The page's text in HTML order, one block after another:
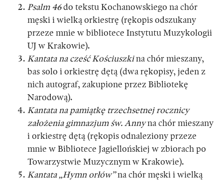
Psalm 46do tekstu Kochanowskiego na chór
męski i wielką orkiestrę (rękopis odszukany
przeze mnie w bibliotece Instytutu Muzykologii
UJ w Krakowie).
Kantata na cześć Kościuszkina chór mieszany,
bas solo i orkiestrę dętą (dwa rękopisy, jeden z
nich autograf, zakupione przez Bibliotekę
Narodową).
Kantata na pamiątkę trzechsetnej rocznicy
założenia gimnazjum św. Annyna chór mieszany
i orkiestrę dętą (rękopis odnaleziony przeze
mnie w Bibliotece Jagiellońskiej w zbiorach po
Towarzystwie Muzycznym w Krakowie).
Kantata „Hymn orłów”na chór męski i wielką